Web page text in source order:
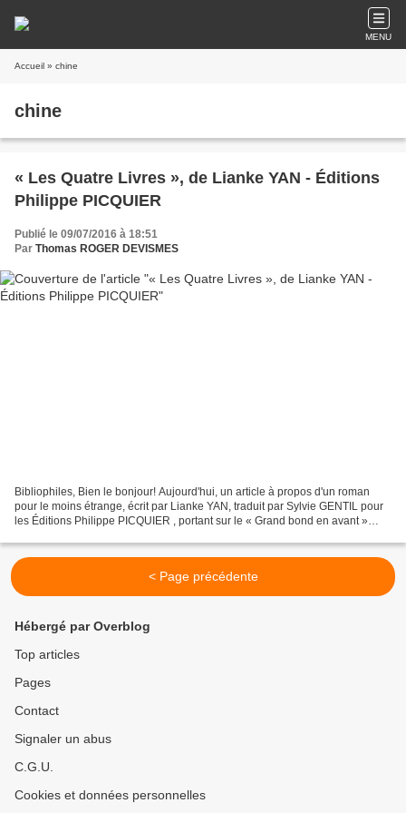
MENU
Accueil » chine
chine
« Les Quatre Livres », de Lianke YAN - Éditions
Philippe PICQUIER
Publié le 09/07/2016 à 18:51
Par Thomas ROGER DEVISMES
Bibliophiles, Bien le bonjour! Aujourd'hui, un article à propos d'un roman
pour le moins étrange, écrit par Lianke YAN, traduit par Sylvie GENTIL pour
les Éditions Philippe PICQUIER , portant sur le « Grand bond en avant »
< Page précédente
Hébergé par Overblog
Top articles
Pages
Contact
Signaler un abus
C.G.U.
Cookies et données personnelles